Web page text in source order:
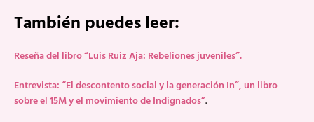
También puedes leer:
Reseña del libro “Luis Ruiz Aja: Rebeliones juveniles”.
Entrevista: “El descontento social y la generación In”, un libro
sobre el 15M y el movimiento de Indignados”.